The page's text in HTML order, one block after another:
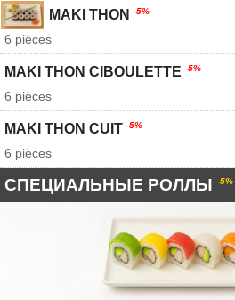
MAKI THON -5%
6 pièces
MAKI THON CIBOULETTE -5%
6 pièces
MAKI THON CUIT -5%
6 pièces
СПЕЦИАЛЬНЫЕ РОЛЛЫ -5%